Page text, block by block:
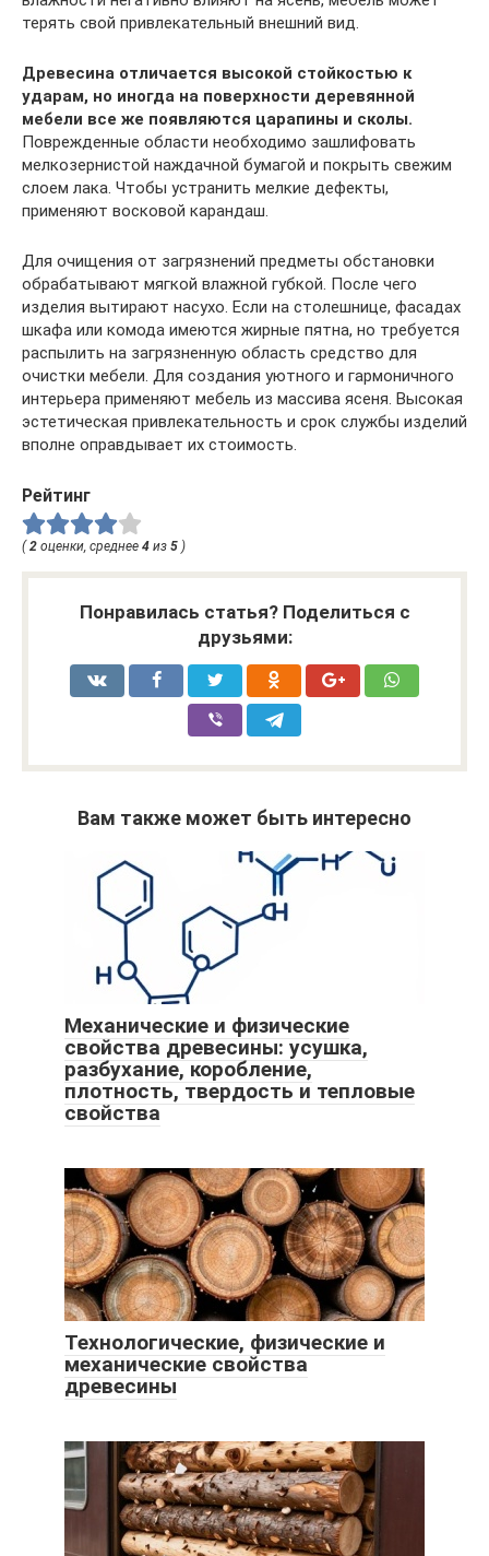
терять свой привлекательный внешний вид.
Древесина отличается высокой стойкостью к
ударам, но иногда на поверхности деревянной
мебели все же появляются царапины и сколы.
Поврежденные области необходимо зашлифовать
мелкозернистой наждачной бумагой и покрыть свежим
слоем лака. Чтобы устранить мелкие дефекты,
применяют восковой карандаш.
Для очищения от загрязнений предметы обстановки
обрабатывают мягкой влажной губкой. После чего
изделия вытирают насухо. Если на столешнице, фасадах
шкафа или комода имеются жирные пятна, но требуется
распылить на загрязненную область средство для
очистки мебели. Для создания уютного и гармоничного
интерьера применяют мебель из массива ясеня. Высокая
эстетическая привлекательность и срок службы изделий
вполне оправдывает их стоимость.
Рейтинг
( 2 оценки, среднее 4 из 5 )
Понравилась статья? Поделиться с
друзьями:
Вам также может быть интересно
Механические и физические
свойства древесины: усушка,
разбухание, коробление,
плотность, твердость и тепловые
свойства
Технологические, физические и
механические свойства
древесины